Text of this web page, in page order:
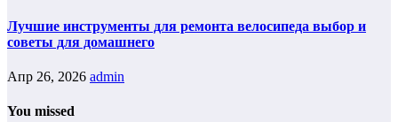
Лучшие инструменты для ремонта велосипеда выбор и
советы для домашнего
Апр 26, 2026 admin
You missed